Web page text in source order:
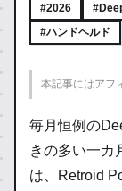
#2026
#ハンドヘルド
本記事にはアフ
毎月恒例の
きの多い一カ
は、Retroid